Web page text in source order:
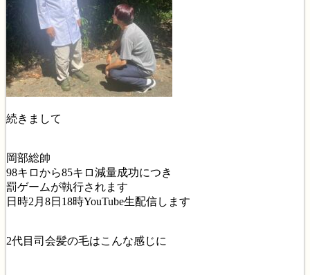
続きまして
岡部総帥
98キロから85キロ減量成功につき
罰ゲームが執行されます
日時2月8日18時YouTube生配信します
2代目司会髪の毛はこんな感じに